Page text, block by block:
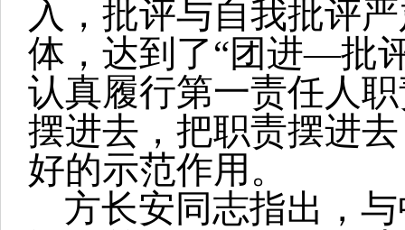
入，批评与自我批评
体，达到了“团进—批
认真履行第一责任人
摆进去，把职责摆进
好的示范作用。
方长安同志指出，